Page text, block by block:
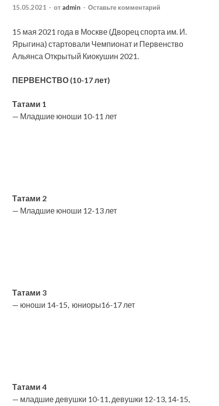
15.05.2021 - от admin - Оставьте комментарий
15 мая 2021 года в Москве (Дворец спорта им. И.
Ярыгина) стартовали Чемпионат и Первенство
Альянса Открытый Киокушин 2021.
ПЕРВЕНСТВО (10-17 лет)
Татами 1
— Младшие юноши 10-11 лет
Татами 2
— Младшие юноши 12-13 лет
Татами 3
— юноши 14-15, юниоры16-17 лет
Татами 4
— младшие девушки 10-11, девушки 12-13, 14-15,